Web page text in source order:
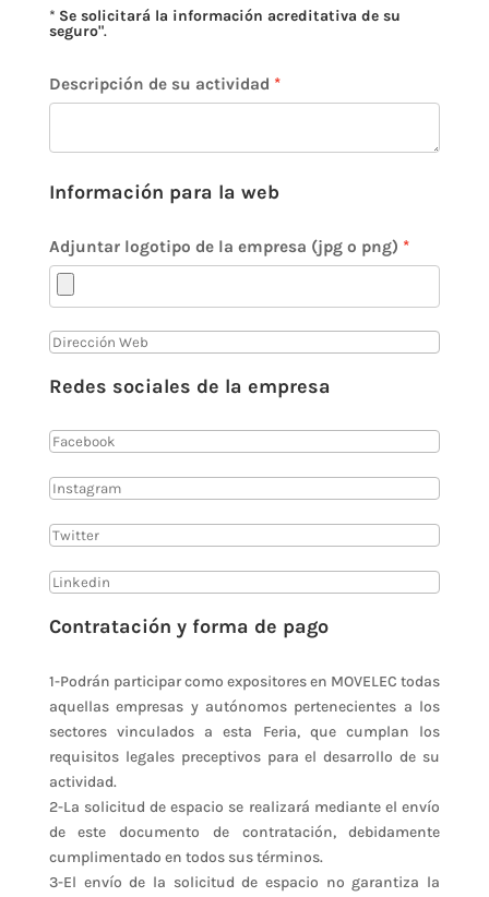
* Se solicitará la información acreditativa de su
seguro".
Descripción de su actividad
Información para la web
Adjuntar logotipo de la empresa (jpg o png)
Redes sociales de la empresa
Contratación y forma de pago
1-Podrán participar como expositores en MOVELEC todas
aquellas empresas y autónomos pertenecientes a los
sectores vinculados a esta Feria, que cumplan los
requisitos legales preceptivos para el desarrollo de su
actividad.
2-La solicitud de espacio se realizará mediante el envío
de este documento de contratación, debidamente
cumplimentado en todos sus términos.
3-El envío de la solicitud de espacio no garantiza la